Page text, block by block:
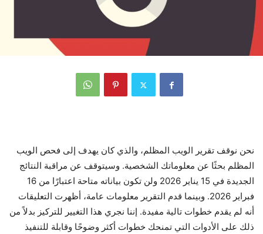
نحن نوقف تقرير الويب المظلم، والذي كان يهدف إلى فحص الويب
المظلم بحثًا عن معلوماتك الشخصية. وسيتوقف عن مراقبة النتائج
الجديدة في 15 يناير 2026 ولن تكون بياناته متاحة اعتبارًا من 16
فبراير 2026. وبينما قدم التقرير معلومات عامة، أظهرت التعليقات
أنه لم يقدم خطوات تالية مفيدة. إننا نجري هذا التغيير للتركيز بدلاً من
ذلك على الأدوات التي تمنحك خطوات أكثر وضوحًا وقابلة للتنفيذ